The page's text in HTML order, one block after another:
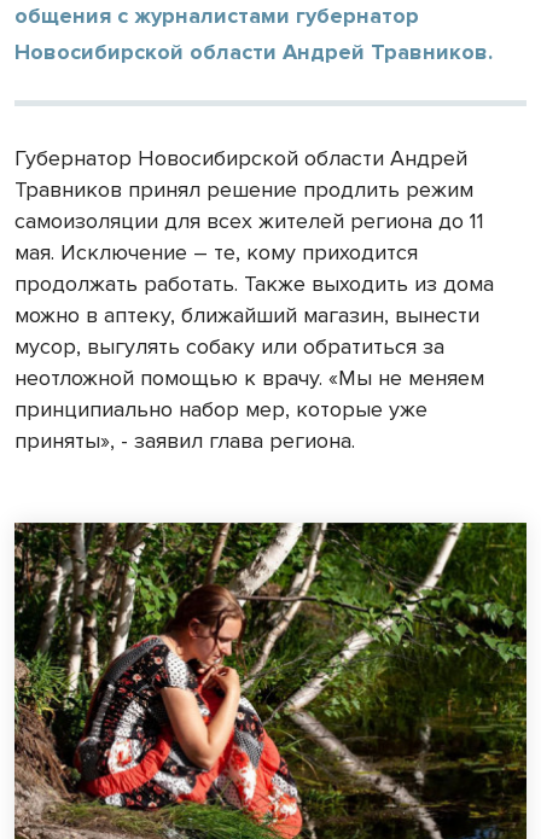
общения с журналистами губернатор
Новосибирской области Андрей Травников.
Губернатор Новосибирской области Андрей
Травников принял решение продлить режим
самоизоляции для всех жителей региона до 11
мая. Исключение – те, кому приходится
продолжать работать. Также выходить из дома
можно в аптеку, ближайший магазин, вынести
мусор, выгулять собаку или обратиться за
неотложной помощью к врачу. «Мы не меняем
принципиально набор мер, которые уже
приняты», - заявил глава региона.